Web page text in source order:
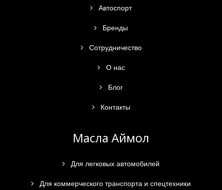
Автоспорт
Бренды
Сотрудничество
О нас
Блог
Контакты
Масла Аймол
Для легковых автомобилей
Для коммерческого транспорта и спецтехники